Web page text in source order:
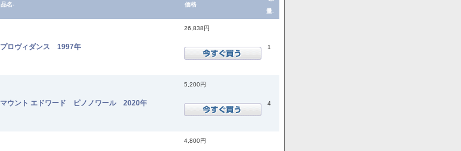
品名- 価格
量.
プロヴィダンス 1997年
26,838円
1
マウント エドワード ピノノワール 2020年
5,200円
4
4,800円